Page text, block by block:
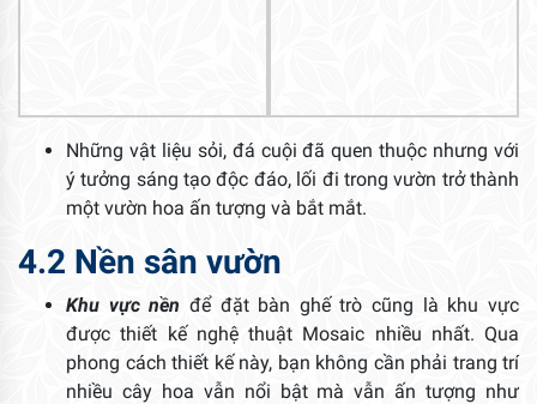
Những vật liệu sỏi, đá cuội đã quen thuộc nhưng với
ý tưởng sáng tạo độc đáo, lối đi trong vườn trở thành
một vườn hoa ấn tượng và bắt mắt.
4.2 Nền sân vườn
Khu vực nền để đặt bàn ghế trò cũng là khu vực
được thiết kế nghệ thuật Mosaic nhiều nhất. Qua
phong cách thiết kế này, bạn không cần phải trang trí
nhiều cây hoa vẫn nổi bật mà vẫn ấn tượng như